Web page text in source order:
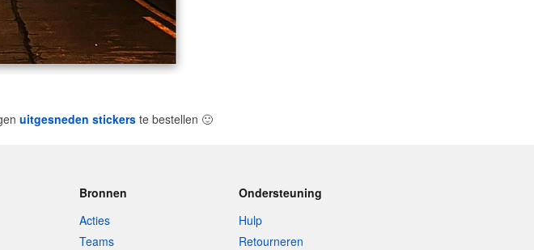
uitgesneden stickers te bestellen 🙂
Bronnen
Acties
Teams
Ondersteuning
Hulp
Retourneren